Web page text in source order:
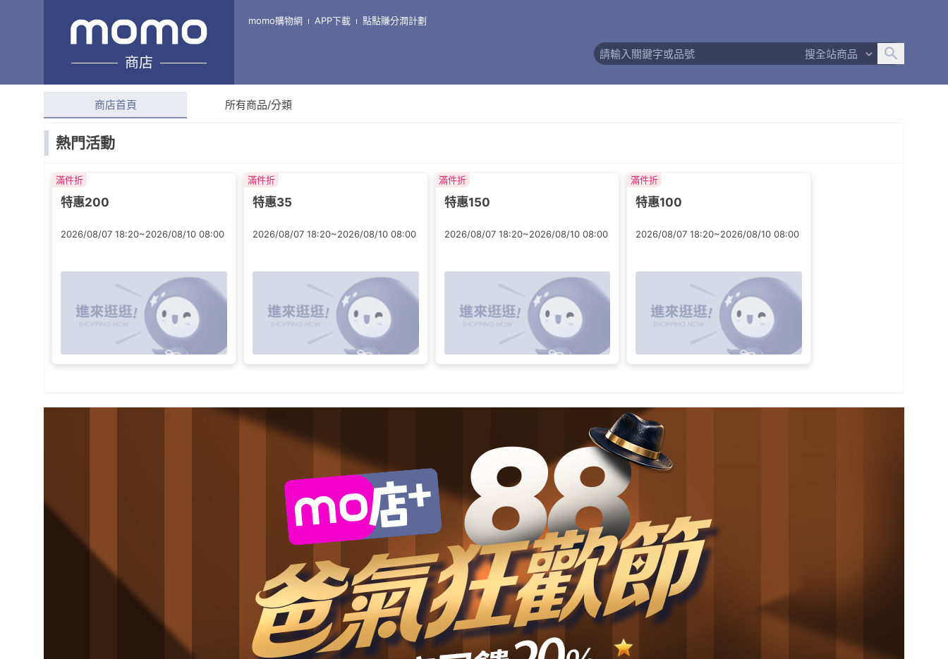
商店
momo購物網 APP下載 點點賺分潤計劃
搜全站商品
S+家電貓
綜合評分 商店簡介 退換貨須知
商店首頁 所有商品/分類
熱門活動
滿件折
特惠200
2026/08/07 18:20~2026/08/10 08:00
滿件折
特惠35
2026/08/07 18:20~2026/08/10 08:00
滿件折
特惠150
2026/08/07 18:20~2026/08/10 08:00
滿件折
特惠100
2026/08/07 18:20~2026/08/10 08:00